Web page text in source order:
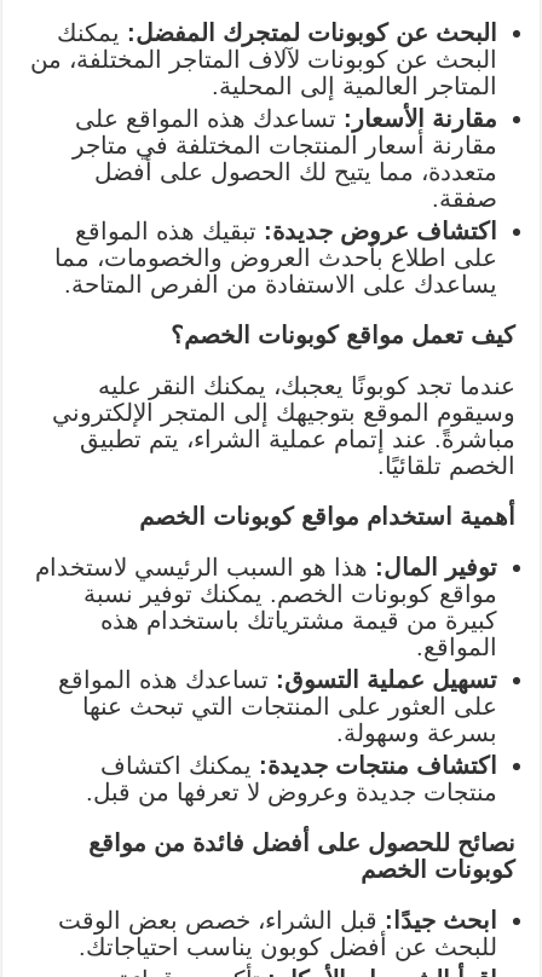
البحث عن كوبونات لمتجرك المفضل: يمكنك
البحث عن كوبونات لآلاف المتاجر المختلفة، من
المتاجر العالمية إلى المحلية.
مقارنة الأسعار: تساعدك هذه المواقع على
مقارنة أسعار المنتجات المختلفة في متاجر
متعددة، مما يتيح لك الحصول على أفضل
صفقة.
اكتشاف عروض جديدة: تبقيك هذه المواقع
على اطلاع بأحدث العروض والخصومات، مما
يساعدك على الاستفادة من الفرص المتاحة.
كيف تعمل مواقع كوبونات الخصم؟
عندما تجد كوبونًا يعجبك، يمكنك النقر عليه
وسيقوم الموقع بتوجيهك إلى المتجر الإلكتروني
مباشرةً. عند إتمام عملية الشراء، يتم تطبيق
الخصم تلقائيًا.
أهمية استخدام مواقع كوبونات الخصم
توفير المال: هذا هو السبب الرئيسي لاستخدام
مواقع كوبونات الخصم. يمكنك توفير نسبة
كبيرة من قيمة مشترياتك باستخدام هذه
المواقع.
تسهيل عملية التسوق: تساعدك هذه المواقع
على العثور على المنتجات التي تبحث عنها
بسرعة وسهولة.
اكتشاف منتجات جديدة: يمكنك اكتشاف
منتجات جديدة وعروض لا تعرفها من قبل.
نصائح للحصول على أفضل فائدة من مواقع
كوبونات الخصم
ابحث جيدًا: قبل الشراء، خصص بعض الوقت
للبحث عن أفضل كوبون يناسب احتياجاتك.